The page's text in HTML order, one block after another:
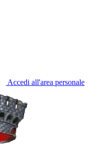
Accedi all'area personale